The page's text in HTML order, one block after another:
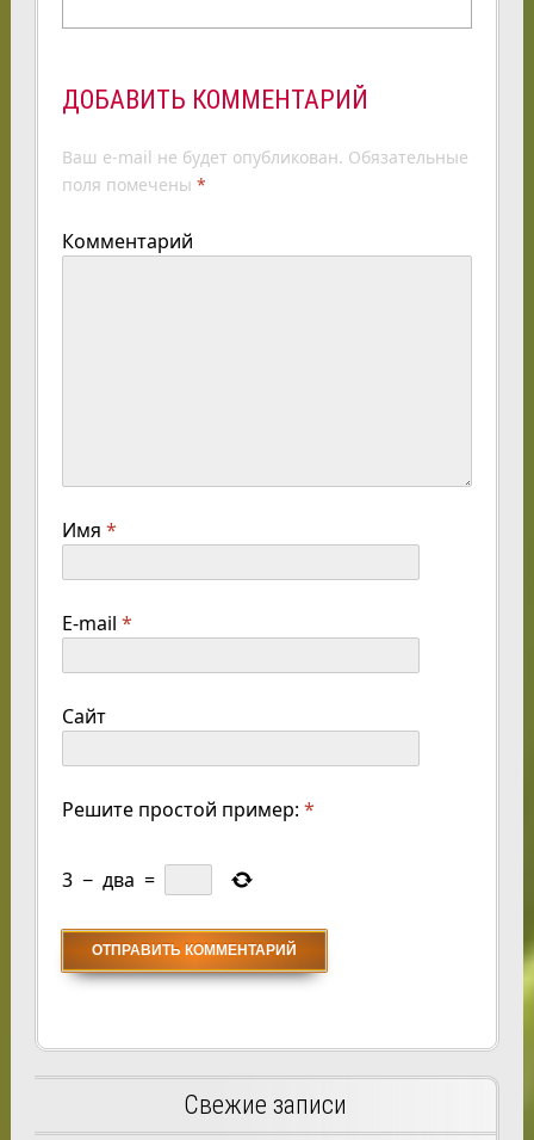
ДОБАВИТЬ КОММЕНТАРИЙ
Ваш e-mail не будет опубликован. Обязательные
поля помечены *
Комментарий
Имя *
E-mail *
Сайт
Решите простой пример: *
3 − два =
Свежие записи